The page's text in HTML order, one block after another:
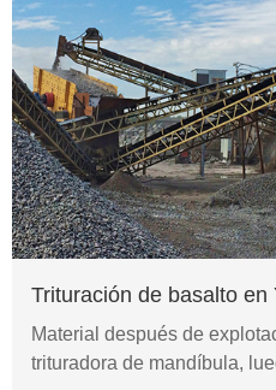
Trituración de basalto en
Material después de
trituradora de mandíbula,